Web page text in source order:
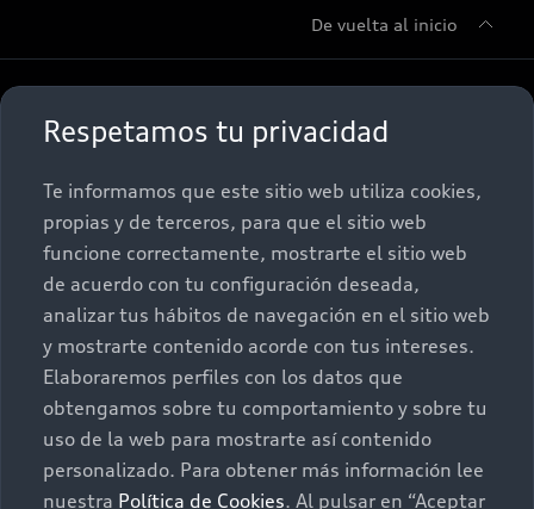
Respetamos tu privacidad
Te informamos que este sitio web utiliza cookies,
propias y de terceros, para que el sitio web
funcione correctamente, mostrarte el sitio web
de acuerdo con tu configuración deseada,
analizar tus hábitos de navegación en el sitio web
y mostrarte contenido acorde con tus intereses.
Elaboraremos perfiles con los datos que
obtengamos sobre tu comportamiento y sobre tu
uso de la web para mostrarte así contenido
personalizado. Para obtener más información lee
nuestra Política de Cookies. Al pulsar en “Aceptar
De vuelta al inicio
Sobre Nosotros
Nuestras Promociones
Postventa
Audi Aftersales
Autos Nuevos
Quiero un Audi nuevo
Seminuevos
Audi Certified :plus
Contacto